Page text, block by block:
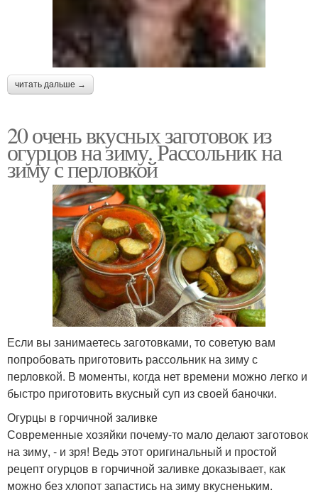
читать дальше →
20 очень вкусных заготовок из
огурцов на зиму. Рассольник на
зиму с перловкой
Если вы занимаетесь заготовками, то советую вам
попробовать приготовить рассольник на зиму с
перловкой. В моменты, когда нет времени можно легко и
быстро приготовить вкусный суп из своей баночки.
Огурцы в горчичной заливке
Современные хозяйки почему-то мало делают заготовок
на зиму, - и зря! Ведь этот оригинальный и простой
рецепт огурцов в горчичной заливке доказывает, как
можно без хлопот запастись на зиму вкусненьким.